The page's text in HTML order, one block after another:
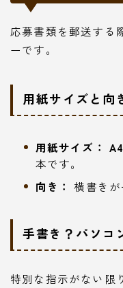
応募書類を郵送する
ーです。
用紙サイズと向
用紙サイズ：
本です。
向き： 横書きが
手書き？パソコ
特別な指示がない限